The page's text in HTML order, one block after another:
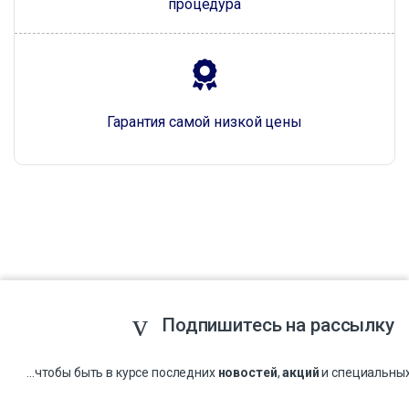
процедура
Гарантия самой низкой цены
Подпишитесь на рассылку
...чтобы быть в курсе последних новостей,акцийи